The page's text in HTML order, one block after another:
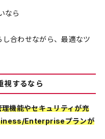
なら
合わせながら、最適なツ
視するなら
理機能やセキュリティが充
Enterpriseプランが